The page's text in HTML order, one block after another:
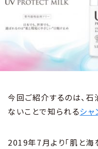
今回ご紹介するのは、
ないことで知られるシ
2019年7月より「肌と海